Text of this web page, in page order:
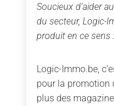
Soucieux d’aider
du secteur, Logic-
produit en ce sens
Logic-Immo.be,
pour la promotion
plus des